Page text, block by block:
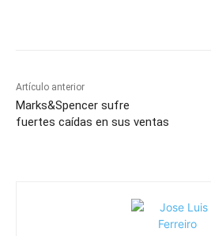
Artículo anterior
Marks&Spencer sufre
fuertes caídas en sus ventas